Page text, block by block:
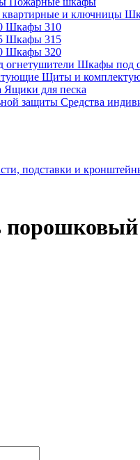
Шкафы 310
Шкафы 315
Шкафы 320
Шкафы под
Щиты и
Ящики для песка
Средства
подставки и